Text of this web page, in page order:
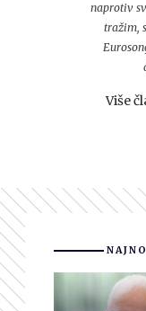
naprotiv
tražim,
Više